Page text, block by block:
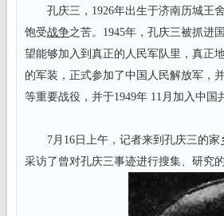
孔庆三，1926年出生于济南历城王舍
饱受战争之苦。1945年，孔庆三被抓进
望能够加入到真正的人民军队里，真正
的军装，正式参加了中国人民解放军，
等重要战役，并于1949年 11月加入中
7月16日上午，记者来到孔庆三的家
采访了曾对孔庆三事迹进行搜集、研究